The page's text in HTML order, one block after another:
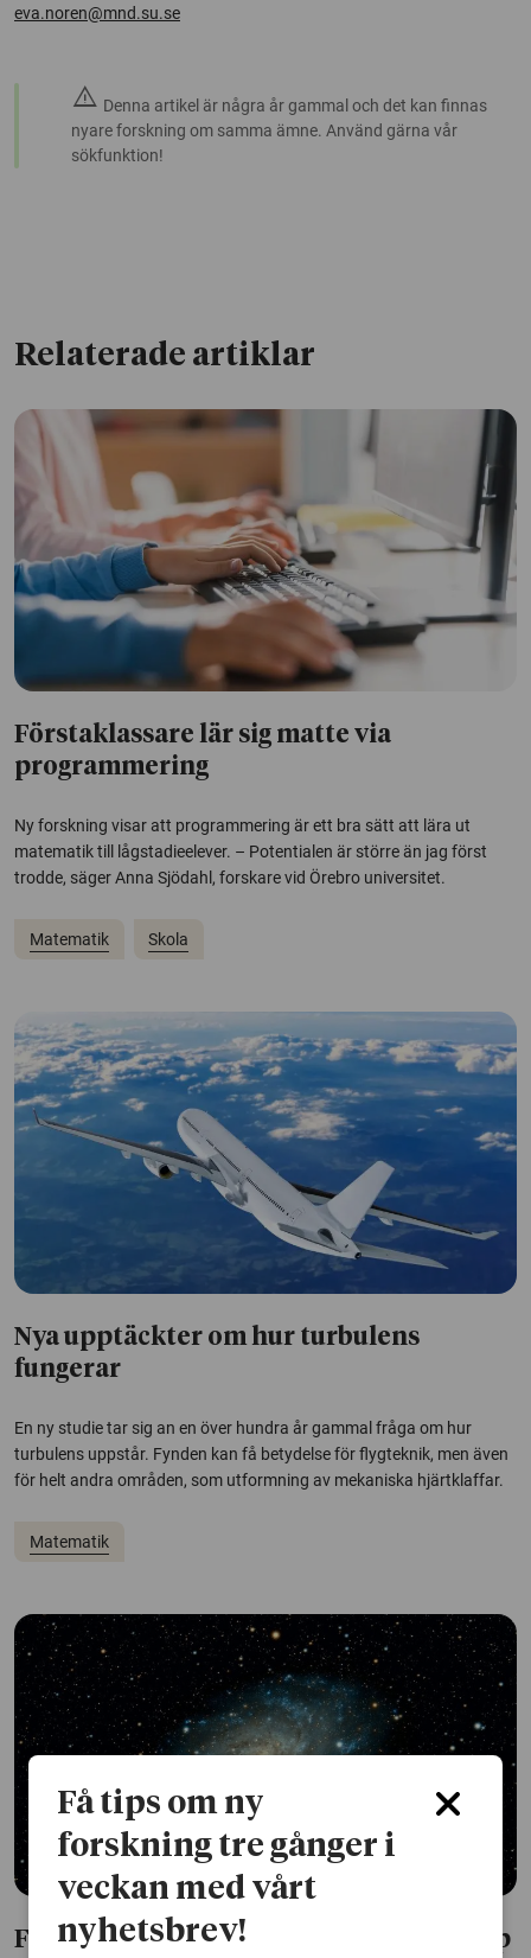
eva.noren@mnd.su.se
warning Denna artikel är några år gammal och det kan finnas
nyare forskning om samma ämne. Använd gärna vår
sökfunktion!
Relaterade artiklar
Förstaklassare lär sig matte via
programmering
Ny forskning visar att programmering är ett bra sätt att lära ut
matematik till lågstadieelever. – Potentialen är större än jag först
trodde, säger Anna Sjödahl, forskare vid Örebro universitet.
Matematik Skola
Nya upptäckter om hur turbulens
fungerar
En ny studie tar sig an en över hundra år gammal fråga om hur
turbulens uppstår. Fynden kan få betydelse för flygteknik, men även
för helt andra områden, som utformning av mekaniska hjärtklaffar.
Matematik
Framsteg i matematik kan ge ny kunskap
Få tips om ny
forskning tre gånger i
veckan med vårt
nyhetsbrev!